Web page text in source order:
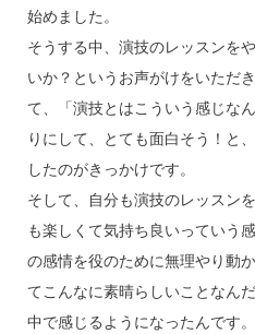
始めました。
そうする中、演技のレッスンを
いか？というお声がけをいただ
て、「演技とはこういう感じな
りにして、とても面白そう！と
したのがきっかけです。
そして、自分も演技のレッスン
も楽しくて気持ち良いっていう
の感情を役のために無理やり動
てこんなに素晴らしいことなん
中で感じるようになったんです。